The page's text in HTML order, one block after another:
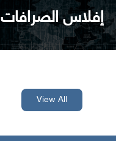
إفلاس الصرافات
View All